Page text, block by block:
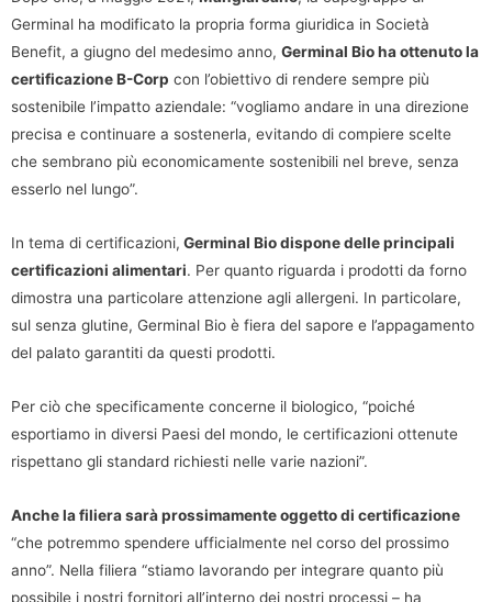
Germinal ha modificato la propria forma giuridica in Società
Benefit, a giugno del medesimo anno, Germinal Bio ha ottenuto la
certificazione B-Corp con l’obiettivo di rendere sempre più
sostenibile l’impatto aziendale: “vogliamo andare in una direzione
precisa e continuare a sostenerla, evitando di compiere scelte
che sembrano più economicamente sostenibili nel breve, senza
esserlo nel lungo”.
In tema di certificazioni, Germinal Bio dispone delle principali
certificazioni alimentari. Per quanto riguarda i prodotti da forno
dimostra una particolare attenzione agli allergeni. In particolare,
sul senza glutine, Germinal Bio è fiera del sapore e l’appagamento
del palato garantiti da questi prodotti.
Per ciò che specificamente concerne il biologico, “poiché
esportiamo in diversi Paesi del mondo, le certificazioni ottenute
rispettano gli standard richiesti nelle varie nazioni”.
Anche la filiera sarà prossimamente oggetto di certificazione
“che potremmo spendere ufficialmente nel corso del prossimo
anno”. Nella filiera “stiamo lavorando per integrare quanto più
possibile i nostri fornitori all’interno dei nostri processi – ha